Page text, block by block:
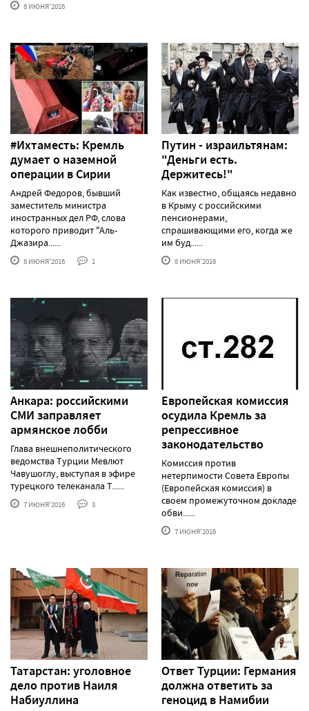
8 ИЮНЯ'2016
#Ихтаместь: Кремль
думает о наземной
операции в Сирии
Андрей Федоров, бывший
заместитель министра
иностранных дел РФ, слова
которого приводит "Аль-
Джазира......
8 ИЮНЯ'2016 1
Путин - израильтянам:
"Деньги есть.
Держитесь!"
Как известно, общаясь недавно
в Крыму с российскими
пенсионерами,
спрашивающими его, когда же
им буд......
8 ИЮНЯ'2016
Анкара: российскими
СМИ заправляет
армянское лобби
Глава внешнеполитического
ведомства Турции Мевлют
Чавушоглу, выступая в эфире
турецкого телеканала T......
7 ИЮНЯ'2016 3
Европейская комиссия
осудила Кремль за
репрессивное
законодательство
Комиссия против
нетерпимости Совета Европы
(Европейская комиссия) в
своем промежуточном докладе
обви......
7 ИЮНЯ'2016
Татарстан: уголовное
дело против Наиля
Набиуллина
Ответ Турции: Германия
должна ответить за
геноцид в Намибии